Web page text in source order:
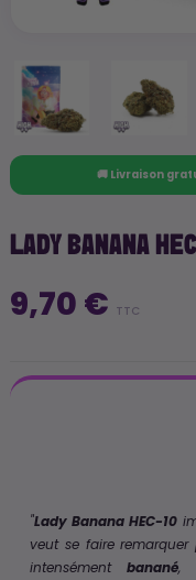
🚚 Livraison
LADY BANANA
9,70 € TTC
Lady Banana HEC-10
veut se faire remarquer
intensémentbanané,